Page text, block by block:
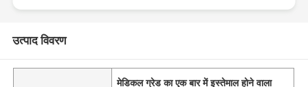
उत्पाद विवरण
मेडिकल ग्रेड का एक बार में इस्तेमाल होने वाला